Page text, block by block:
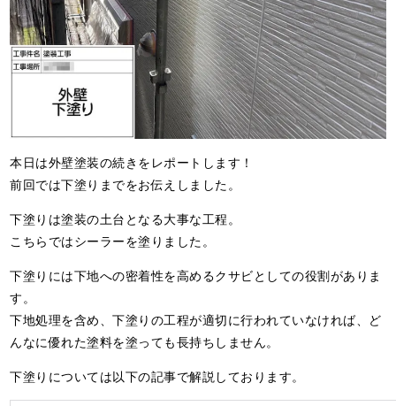
本日は外壁塗装の続きをレポートします！
前回では下塗りまでをお伝えしました。
下塗りは塗装の土台となる大事な工程。
こちらではシーラーを塗りました。
下塗りには下地への密着性を高めるクサビとしての役割がありま
す。
下地処理を含め、下塗りの工程が適切に行われていなければ、ど
んなに優れた塗料を塗っても長持ちしません。
下塗りについては以下の記事で解説しております。